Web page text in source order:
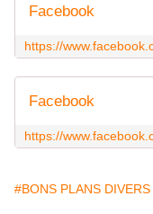
Facebook
Facebook
#BONS PLANS DIVERS